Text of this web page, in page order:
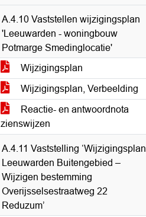
A.4.10 Vaststellen wijzigingsplan
'Leeuwarden - woningbouw
Potmarge Smedinglocatie'
Wijzigingsplan
Wijzigingsplan, Verbeelding
Reactie- en antwoordnota
zienswijzen
A.4.11 Vaststelling ‘Wijzigingsplan
Leeuwarden Buitengebied –
Wijzigen bestemming
Overijsselsestraatweg 22
Reduzum’